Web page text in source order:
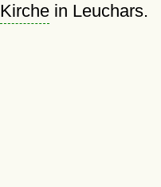
Kirchein Leuchars.